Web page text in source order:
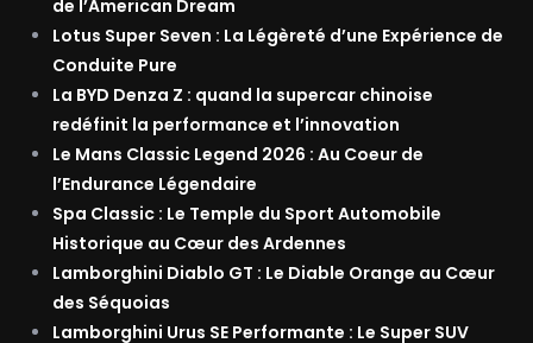
de l’American Dream
Lotus Super Seven : La Légèreté d’une Expérience de
Conduite Pure
La BYD Denza Z : quand la supercar chinoise
redéfinit la performance et l’innovation
Le Mans Classic Legend 2026 : Au Coeur de
l’Endurance Légendaire
Spa Classic : Le Temple du Sport Automobile
Historique au Cœur des Ardennes
Lamborghini Diablo GT : Le Diable Orange au Cœur
des Séquoias
Lamborghini Urus SE Performante : Le Super SUV